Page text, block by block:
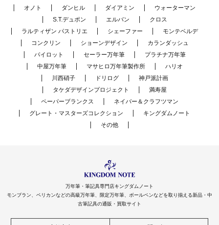
オノト
ダンヒル ダイアミン
ウォーターマン
S.T.デュポン
エルバン
クロス
ラルティザン パストリエ
シェーファー
モンテベルデ
コンクリン
ショーンデザイン
カランダッシュ
パイロット
セーラー万年筆
プラチナ万年筆
中屋万年筆
マサヒロ万年筆製作所
ハリオ
川西硝子
ドリログ
神戸派計画
タケダデザインプロジェクト
満寿屋
ペーパーブランクス
ネイバー＆クラフツマン
グレート・マスターズコレクション
キングダムノート
その他
万年筆・筆記具専門店キングダムノート
モンブラン、ペリカンなどの高級万年筆、限定万年筆、ボールペンなどを取り揃える新品・中
古筆記具の通販・買取サイト